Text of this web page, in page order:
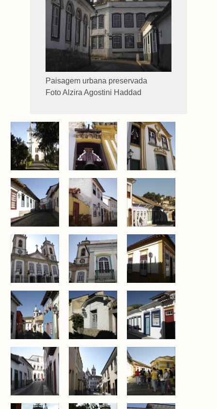
Paisagem urbana preservada
Foto Alzira Agostini Haddad